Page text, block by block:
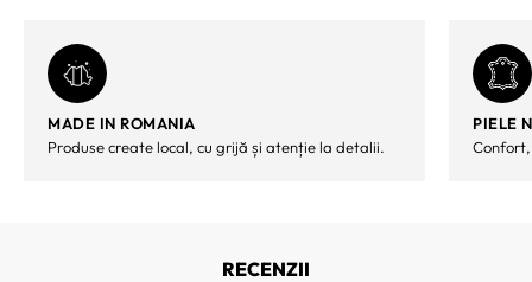
MADE IN ROMANIA
Produse create local, cu grijă și atenție la detalii.
PIELE
RECENZII